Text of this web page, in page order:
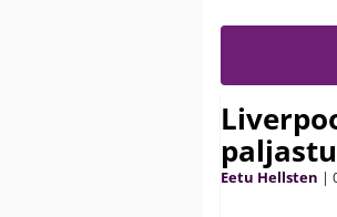
Eetu Hellsten |